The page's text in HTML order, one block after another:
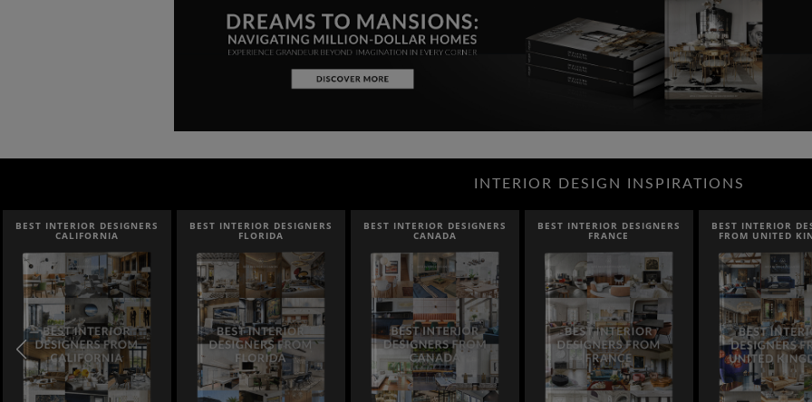
INTERIOR DESIGN INSPIRATIONS
BEST INTERIOR DESIGNERS
CALIFORNIA
BEST INTERIOR DESIGNERS
FLORIDA
BEST INTERIOR DESIGNERS
CANADA
BEST INTERIOR DESIGNERS
FRANCE
BEST INTERIOR
FROM UNITED